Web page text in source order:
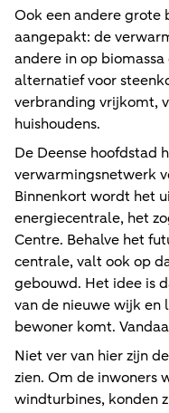
Ook een andere grote
aangepakt: de
andere in op
alternatief voor
verbranding vrijkomt,
huishoudens.
De Deense hoofdstad
verwarmingsnetwerk
Binnenkort wordt het
energiecentrale, het
Centre. Behalve het
centrale, valt ook op
gebouwd. Het idee is
van de nieuwe wijk
bewoner komt.
Niet ver van hier zijn
zien. Om de inwoners
windturbines, konden